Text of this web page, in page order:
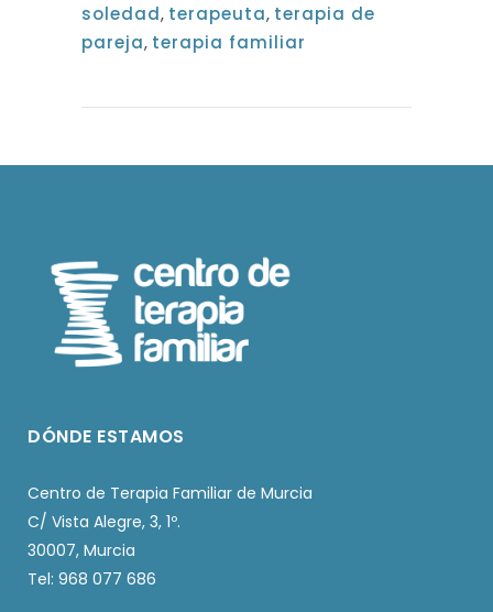
soledad, terapeuta, terapia de
pareja, terapia familiar
DÓNDE ESTAMOS
Centro de Terapia Familiar de Murcia
C/ Vista Alegre, 3, 1º.
30007, Murcia
Tel: 968 077 686